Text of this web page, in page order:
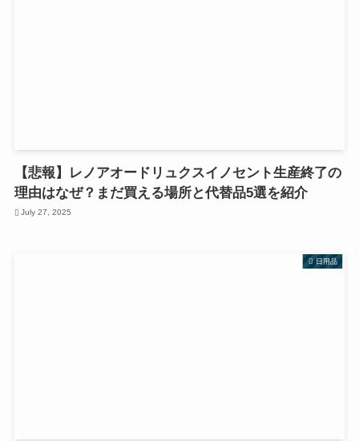
【悲報】レノアオードリュクスイノセント生産終了の
理由はなぜ？まだ買える場所と代替品5選を紹介
July 27, 2025
日用品